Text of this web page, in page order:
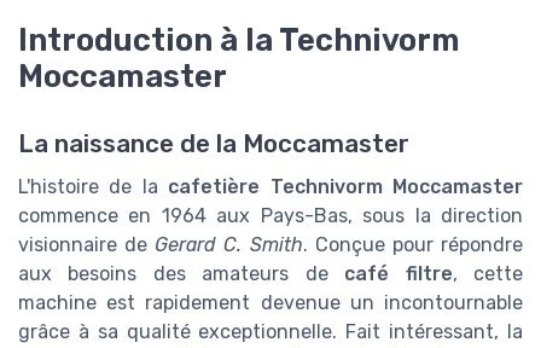
Introduction à la Technivorm
Moccamaster
La naissance de la Moccamaster
L'histoire de la cafetière Technivorm Moccamaster
commence en 1964 aux Pays-Bas, sous la direction
visionnaire de Gerard C. Smith. Conçue pour répondre
aux besoins des amateurs de café filtre, cette
machine est rapidement devenue un incontournable
grâce à sa qualité exceptionnelle. Fait intéressant, la